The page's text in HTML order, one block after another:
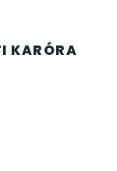
KARÓRA